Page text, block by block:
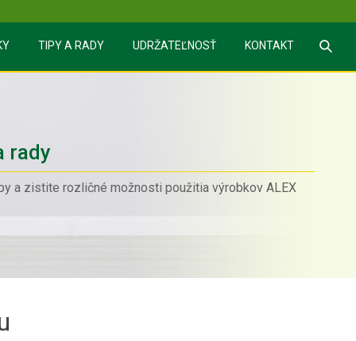
TIPY A RADY UDRŽATEĽNOSŤ KONTAKT
rady
a zistite rozličné možnosti použitia výrobkov ALEX